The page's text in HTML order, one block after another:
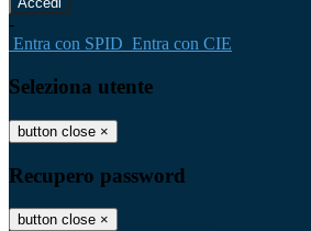
-
Entra con SPID Entra con CIE
Seleziona utente
button close ×
Recupero password
button close ×